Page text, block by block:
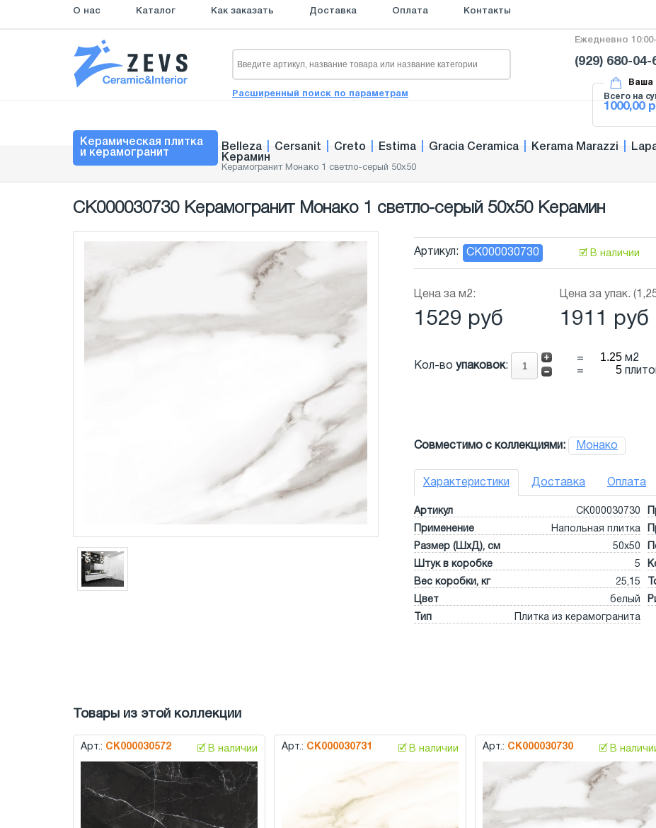
О нас Каталог Как заказать Доставка Оплата Контакты
Расширенный поиск по параметрам
Ежедневно 10:00-
(929) 680-04-
Ваша
Всего на
1000,00
Керамическая плитка
и керамогранит
Belleza Cersanit Creto Estima Gracia Ceramica Kerama Marazzi
Керамин
Керамогранит Монако 1 светло-серый 50x50
СК000030730 Керамогранит Монако 1 светло-серый 50x50 Керамин
Артикул: СК000030730 🗹 В наличии
Цена за м2:
1529 руб
Цена за упак.
1911 руб
Кол-во упаковок:
=
м2
=
Совместимо с коллекциями: Монако
Характеристики Доставка Оплата
Артикул СК000030730
Применение
Напольная плитка
Размер (ШхД), см
50x50
Штук в коробке
5
Вес коробки, кг
25,15
Цвет
белый
Тип
Плитка из керамогранита
Товары из этой коллекции
Арт.: СК000030572 🗹 В наличии Арт.: СК000030731 🗹 В наличии Арт.: СК000030730 🗹 В